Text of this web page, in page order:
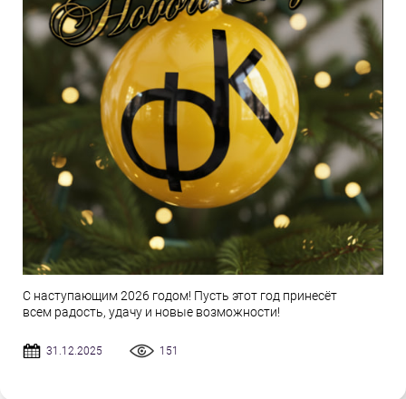
С наступающим 2026 годом! Пусть этот год принесёт
всем радость, удачу и новые возможности!
31.12.2025 151